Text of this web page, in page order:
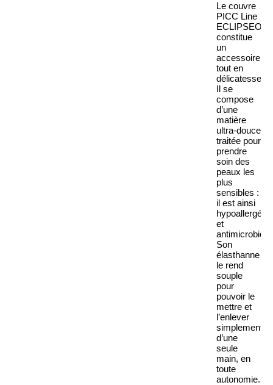
Le couvre
PICC Line
ECLIPSEO
constitue
un
accessoire
tout en
délicatesse.
Il se
compose
d’une
matière
ultra-douce
traitée pour
prendre
soin des
peaux les
plus
sensibles :
il est ainsi
et
antimicrobien.
Son
élasthanne
le rend
souple
pour
pouvoir le
mettre et
l’enlever
simplement
d’une
seule
main, en
toute
autonomie.